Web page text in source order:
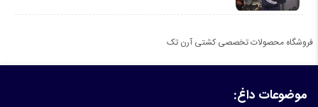
فروشگاه محصولات تخصصی کشتی آرن تک
موضوعات داغ: